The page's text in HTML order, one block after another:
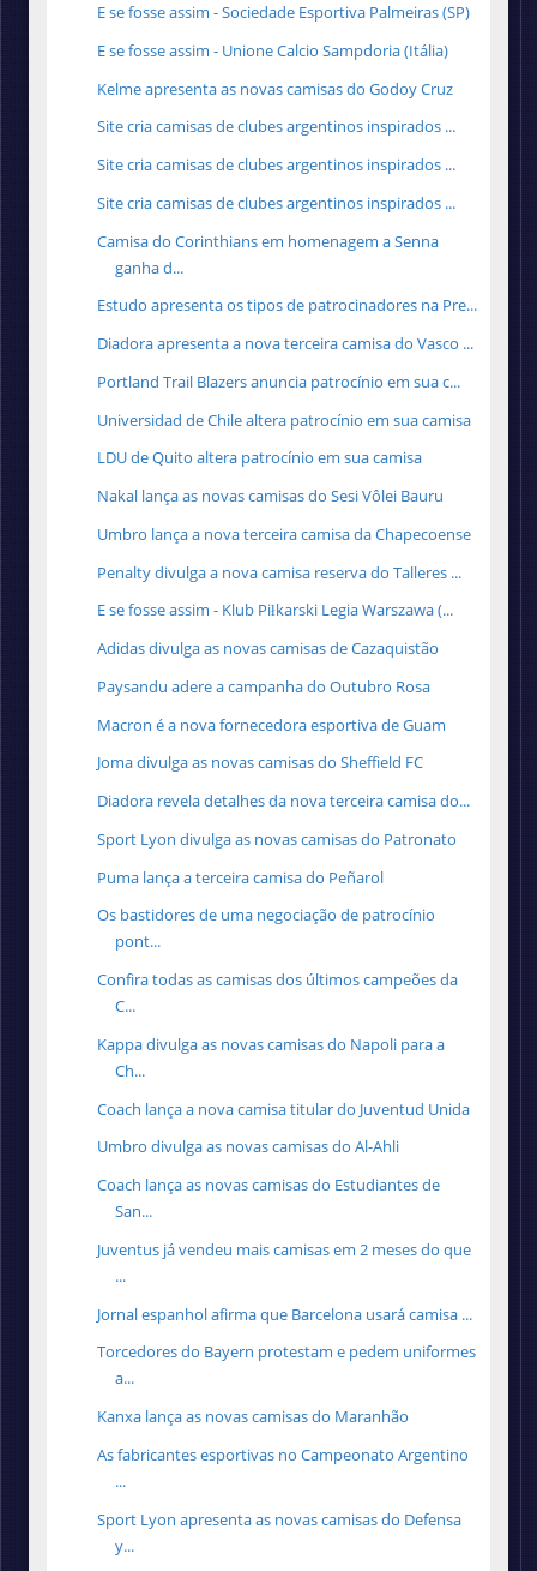
E se fosse assim - Sociedade Esportiva Palmeiras (SP)
E se fosse assim - Unione Calcio Sampdoria (Itália)
Kelme apresenta as novas camisas do Godoy Cruz
Site cria camisas de clubes argentinos inspirados ...
Site cria camisas de clubes argentinos inspirados ...
Site cria camisas de clubes argentinos inspirados ...
Camisa do Corinthians em homenagem a Senna
ganha d...
Estudo apresenta os tipos de patrocinadores na Pre...
Diadora apresenta a nova terceira camisa do Vasco ...
Portland Trail Blazers anuncia patrocínio em sua c...
Universidad de Chile altera patrocínio em sua camisa
LDU de Quito altera patrocínio em sua camisa
Nakal lança as novas camisas do Sesi Vôlei Bauru
Umbro lança a nova terceira camisa da Chapecoense
Penalty divulga a nova camisa reserva do Talleres ...
E se fosse assim - Klub Piłkarski Legia Warszawa (...
Adidas divulga as novas camisas de Cazaquistão
Paysandu adere a campanha do Outubro Rosa
Macron é a nova fornecedora esportiva de Guam
Joma divulga as novas camisas do Sheffield FC
Diadora revela detalhes da nova terceira camisa do...
Sport Lyon divulga as novas camisas do Patronato
Puma lança a terceira camisa do Peñarol
Os bastidores de uma negociação de patrocínio
pont...
Confira todas as camisas dos últimos campeões da
C...
Kappa divulga as novas camisas do Napoli para a
Ch...
Coach lança a nova camisa titular do Juventud Unida
Umbro divulga as novas camisas do Al-Ahli
Coach lança as novas camisas do Estudiantes de
San...
Juventus já vendeu mais camisas em 2 meses do que
...
Jornal espanhol afirma que Barcelona usará camisa ...
Torcedores do Bayern protestam e pedem uniformes
a...
Kanxa lança as novas camisas do Maranhão
As fabricantes esportivas no Campeonato Argentino
...
Sport Lyon apresenta as novas camisas do Defensa
y...